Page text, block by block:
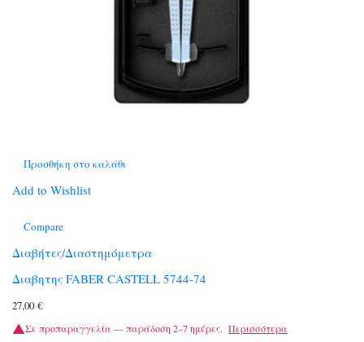
Προσθήκη στο καλάθι
Add to Wishlist
Compare
Διαβήτες/Διαστημόμετρα
Διαβητης FABER CASTELL 5744-74
27,00 €
Σε προπαραγγελία — παράδοση 2–7 ημέρες. Περισσότερα